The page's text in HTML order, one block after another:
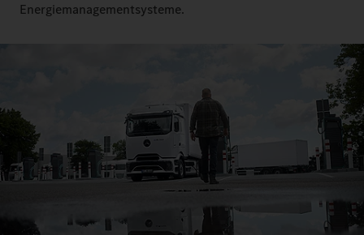
Energiemanagementsysteme.